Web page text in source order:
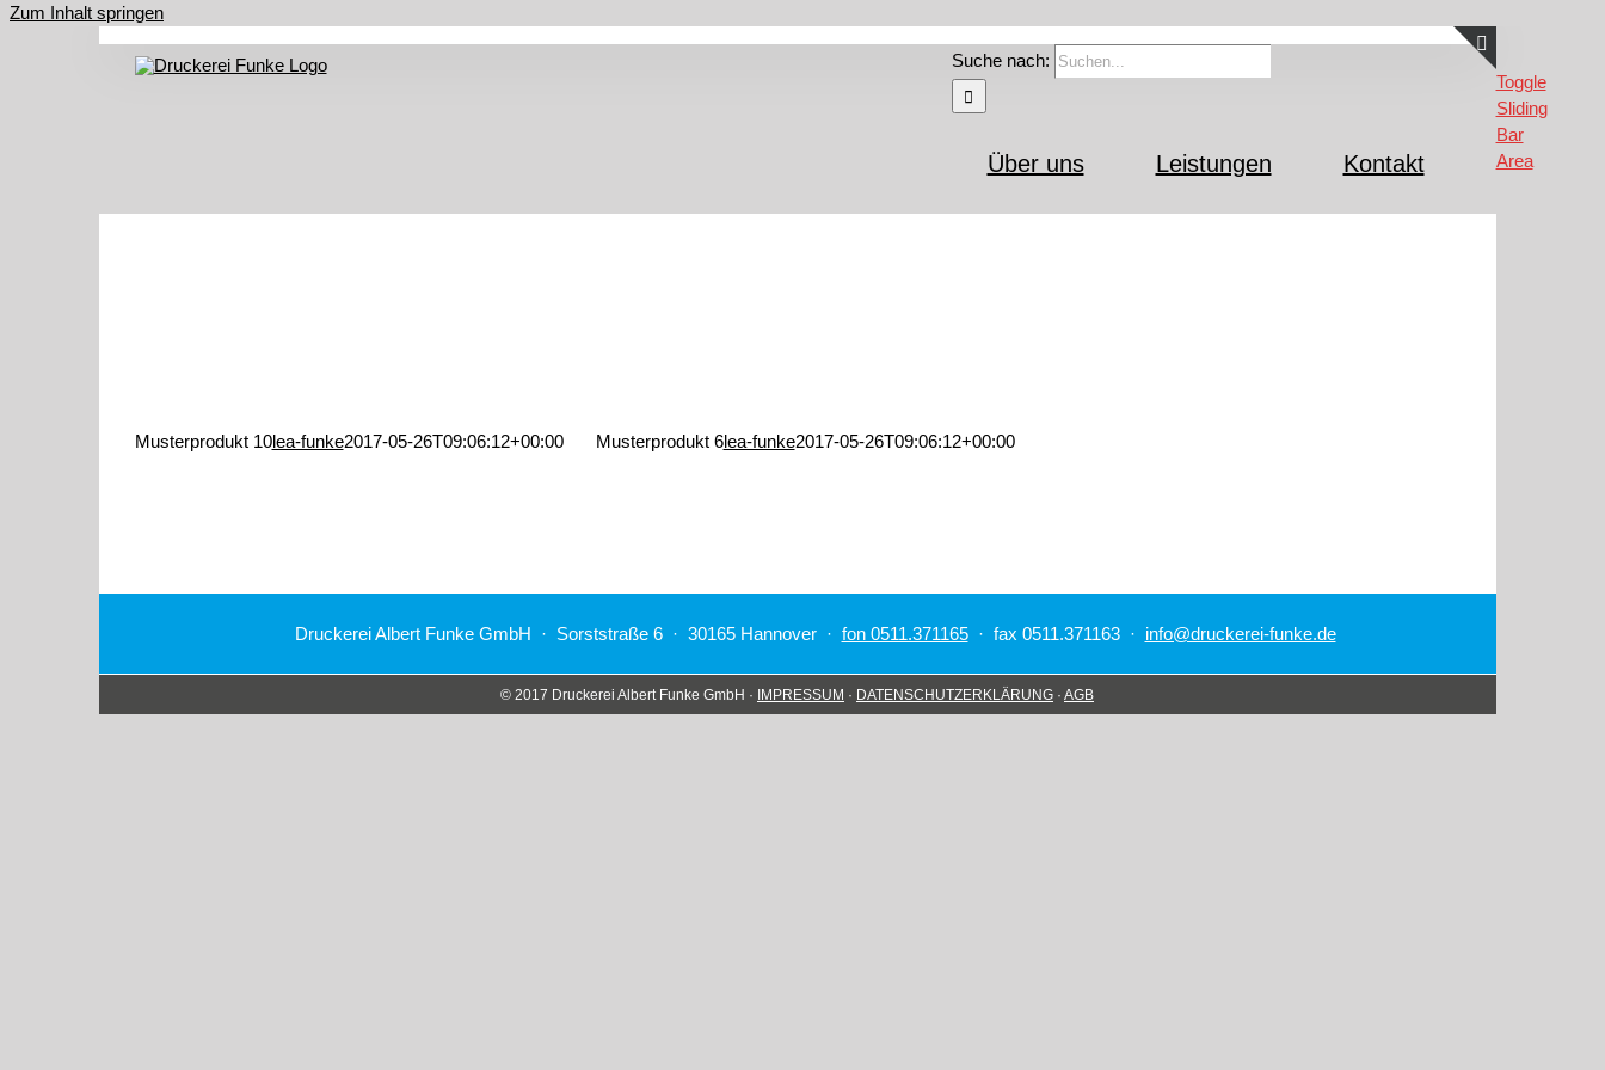
Zum Inhalt springen
Suche nach:
Über uns Leistungen Kontakt
Musterprodukt 10lea-funke2017-05-26T09:06:12+00:00 Musterprodukt 6lea-funke2017-05-26T09:06:12+00:00
Druckerei Albert Funke GmbH · Sorststraße 6 · 30165 Hannover · fon 0511.371165· fax 0511.371163 · info@druckerei-funke.de
© 2017 Druckerei Albert Funke GmbH · IMPRESSUM · DATENSCHUTZERKLÄRUNG · AGB
Toggle
Sliding
Bar
Area